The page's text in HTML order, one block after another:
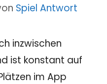
Spiel Antwort
inzwischen
ist konstant auf
im App